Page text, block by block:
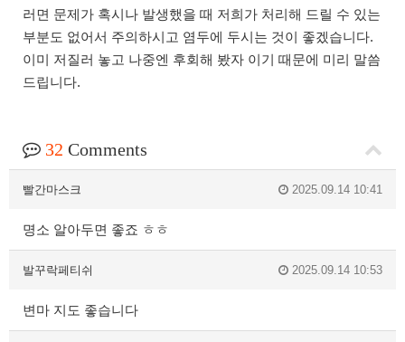
러면 문제가 혹시나 발생했을 때 저희가 처리해 드릴 수 있는
부분도 없어서 주의하시고 염두에 두시는 것이 좋겠습니다.
이미 저질러 놓고 나중엔 후회해 봤자 이기 때문에 미리 말씀
드립니다.
32 Comments
빨간마스크 2025.09.14 10:41
명소 알아두면 좋죠 ㅎㅎ
발꾸락페티쉬 2025.09.14 10:53
변마 지도 좋습니다